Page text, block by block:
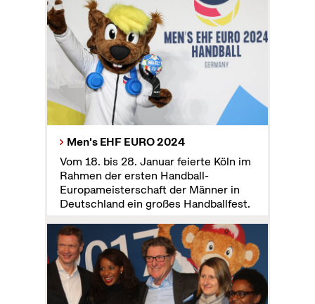
Men's EHF EURO 2024
Vom 18. bis 28. Januar feierte Köln im
Rahmen der ersten Handball-
Europameisterschaft der Männer in
Deutschland ein großes Handballfest.